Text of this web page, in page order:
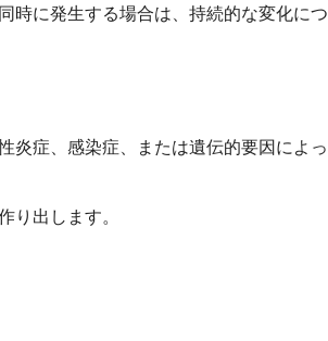
時に発生する場合は、持続的な変化につ
炎症、感染症、または遺伝的要因によっ
り出します。